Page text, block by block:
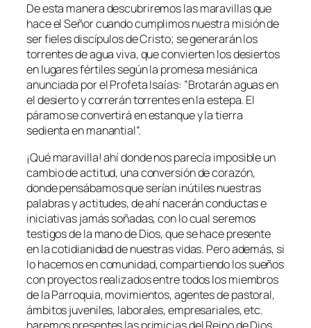
De esta manera descubriremos las maravillas que
hace el Señor cuando cumplimos nuestra misión de
ser fieles discípulos de Cristo; se generarán los
torrentes de agua viva, que convierten los desiertos
en lugares fértiles según la promesa mesiánica
anunciada por el Profeta Isaías: ”Brotarán aguas en
el desierto y correrán torrentes en la estepa. El
páramo se convertirá en estanque y la tierra
sedienta en manantial”.
¡Qué maravilla! ahí donde nos parecía imposible un
cambio de actitud, una conversión de corazón,
donde pensábamos que serían inútiles nuestras
palabras y actitudes, de ahí nacerán conductas e
iniciativas jamás soñadas, con lo cual seremos
testigos de la mano de Dios, que se hace presente
en la cotidianidad de nuestras vidas. Pero además, si
lo hacemos en comunidad, compartiendo los sueños
con proyectos realizados entre todos los miembros
de la Parroquia, movimientos, agentes de pastoral,
ámbitos juveniles, laborales, empresariales, etc.